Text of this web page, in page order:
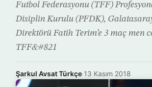
Futbol Federasyonu (TFF)
Disiplin Kurulu (PFDK),
Direktörü Fatih Terim’e 3 maç men
TFF&#821
Şarkul Avsat Türkçe·13 Kasım 2018